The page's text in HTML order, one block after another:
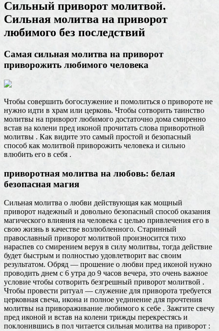
Сильный приворот молитвой.
Сильная молитва на приворот
любимого без последствий
Самая сильная молитва на приворот
приворожить любимого человека
Чтобы совершить богослужение и помолиться о привороте не
нужно идти в храм или церковь. Чтобы сотворить таинство
молитвы на приворот любимого достаточно дома смиренно
встав на колени пред иконой прочитать слова приворотной
молитвы . Как видите это самый простой и безопасный
способ как молитвой приворожить человека и сильно
влюбить его в себя .
приворотная молитва на любовь: белая
безопасная магия
Сильная молитва о любви действующая как мощный
приворот надежный и довольно безопасный способ оказания
магического влияния на человека с целью привлечения его в
свою жизнь в качестве возлюбленного. Старинный
православный приворот молитвой произносится тихо
нараспев со смирением веруя в силу молитвы, тогда действие
будет быстрым и полностью удовлетворит вас своим
результатом. Обряд — прошение о любви пред иконой нужно
проводить днем с 6 утра до 9 часов вечера, это очень важное
условие чтобы сотворить безгрешный приворот молитвой .
Чтобы провести ритуал — служение для приворота требуется
церковная свеча, икона и полное уединение для прочтения
молитвы на привораживание любимого к себе . Зажгите свечу
пред иконой и встав на колени трижды перекрестясь и
поклонившись в пол читается сильная молитва на приворот :